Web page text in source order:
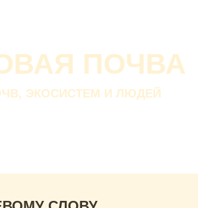
ПОЧВА
ЭКОСИСТЕМ И ЛЮДЕЙ